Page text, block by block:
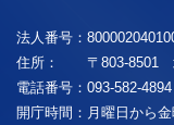
法人番号：
住所：
〒803-8501
電話番号： 093-582-
開庁時間： 月曜日から